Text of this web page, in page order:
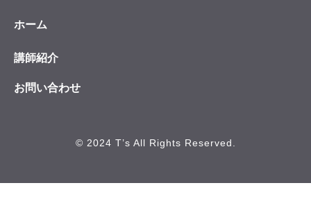
ホーム
講師紹介
お問い合わせ
© 2024 T’s All Rights Reserved.